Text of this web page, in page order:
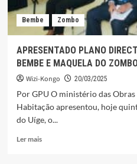
Bembe Zombo
APRESENTADO PLANO
BEMBE E MAQUELA DO
Wizi-Kongo 20/03/2025
Por GPU O ministério das
Habitação apresentou, hoje
do Uíge, o...
Ler maisLeia